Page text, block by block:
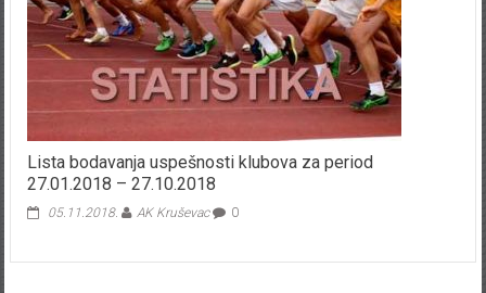
Lista bodavanja uspešnosti klubova za period
27.01.2018 – 27.10.2018
05.11.2018. AK Kruševac 0